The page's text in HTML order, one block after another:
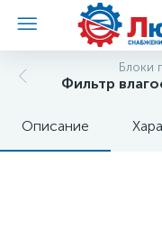
Блоки
Фильтр
Описание